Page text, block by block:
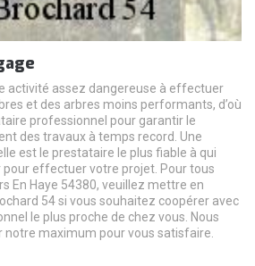
activité assez dangereuse à effectuer
et des arbres moins performants, d’où
professionnel pour garantir le
des travaux à temps record. Une
est le prestataire le plus fiable à qui
pour effectuer votre projet. Pour tous
En Haye 54380, veuillez mettre en
54 si vous souhaitez coopérer avec
le plus proche de chez vous. Nous
notre maximum pour vous satisfaire.